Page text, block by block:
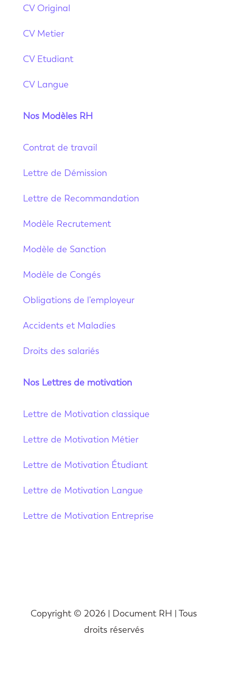
CV Original
CV Metier
CV Etudiant
CV Langue
Nos Modèles RH
Contrat de travail
Lettre de Démission
Lettre de Recommandation
Modèle Recrutement
Modèle de Sanction
Modèle de Congés
Obligations de l’employeur
Accidents et Maladies
Droits des salariés
Nos Lettres de motivation
Lettre de Motivation classique
Lettre de Motivation Métier
Lettre de Motivation Étudiant
Lettre de Motivation Langue
Lettre de Motivation Entreprise
Copyright © 2026 | Document RH | Tous
droits réservés